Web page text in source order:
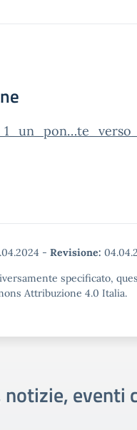
- Revisione:
specificato,
Attribuzione 4.0 Italia.
notizie, eventi